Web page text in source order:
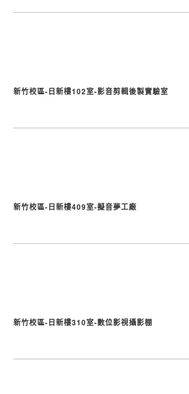
新竹校區-日新樓102室-影音剪輯後製實驗室
新竹校區-日新樓409室-擬音夢工廠
新竹校區-日新樓310室-數位影視攝影棚